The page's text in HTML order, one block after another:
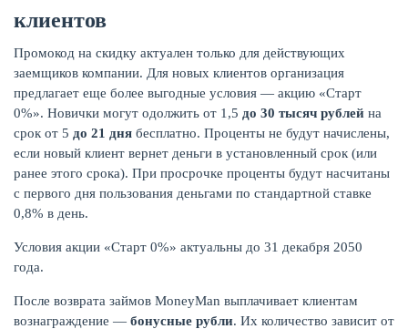
клиентов
Промокод на скидку актуален только для действующих
заемщиков компании. Для новых клиентов организация
предлагает еще более выгодные условия — акцию «Старт
0%». Новички могут одолжить от 1,5 до 30 тысяч рублей на
срок от 5 до 21 дня бесплатно. Проценты не будут начислены,
если новый клиент вернет деньги в установленный срок (или
ранее этого срока). При просрочке проценты будут насчитаны
с первого дня пользования деньгами по стандартной ставке
0,8% в день.
Условия акции «Старт 0%» актуальны до 31 декабря 2050
года.
После возврата займов MoneyMan выплачивает клиентам
вознаграждение — бонусные рубли. Их количество зависит от